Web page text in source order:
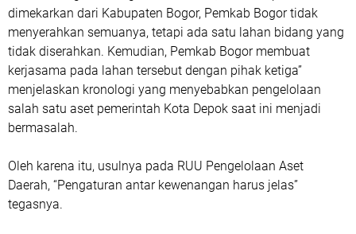
dimekarkan dari Kabupaten Bogor, Pemkab Bogor tidak
menyerahkan semuanya, tetapi ada satu lahan bidang yang
tidak diserahkan. Kemudian, Pemkab Bogor membuat
kerjasama pada lahan tersebut dengan pihak ketiga”
menjelaskan kronologi yang menyebabkan pengelolaan
salah satu aset pemerintah Kota Depok saat ini menjadi
bermasalah.
Oleh karena itu, usulnya pada RUU Pengelolaan Aset
Daerah, “Pengaturan antar kewenangan harus jelas”
tegasnya.